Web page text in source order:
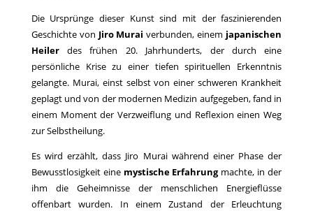
Die Ursprünge dieser Kunst sind mit der faszinierenden
Geschichte von Jiro Murai verbunden, einem japanischen
Heilerdes frühen 20. Jahrhunderts, der durch eine
persönliche Krise zu einer tiefen spirituellen Erkenntnis
gelangte. Murai, einst selbst von einer schweren Krankheit
geplagt und von der modernen Medizin aufgegeben, fand in
einem Moment der Verzweiflung und Reflexion einen Weg
zur Selbstheilung.
Es wird erzählt, dass Jiro Murai während einer Phase der
Bewusstlosigkeit eine mystische Erfahrungmachte, in der
ihm die Geheimnisse der menschlichen Energieflüsse
offenbart wurden. In einem Zustand der Erleuchtung